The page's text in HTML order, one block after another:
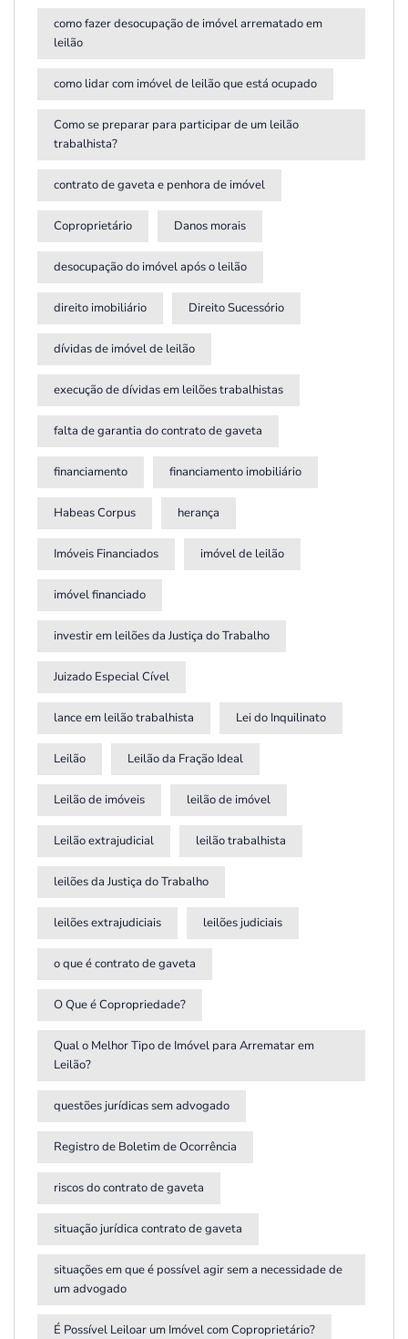
como fazer desocupação de imóvel arrematado em
leilão
como lidar com imóvel de leilão que está ocupado
Como se preparar para participar de um leilão
trabalhista?
contrato de gaveta e penhora de imóvel
Coproprietário Danos morais
desocupação do imóvel após o leilão
direito imobiliário Direito Sucessório
dívidas de imóvel de leilão
execução de dívidas em leilões trabalhistas
falta de garantia do contrato de gaveta
financiamento financiamento imobiliário
Habeas Corpus herança
Imóveis Financiados imóvel de leilão
imóvel financiado
investir em leilões da Justiça do Trabalho
Juizado Especial Cível
lance em leilão trabalhista Lei do Inquilinato
Leilão Leilão da Fração Ideal
Leilão de imóveis leilão de imóvel
Leilão extrajudicial leilão trabalhista
leilões da Justiça do Trabalho
leilões extrajudiciais leilões judiciais
o que é contrato de gaveta
O Que é Copropriedade?
Qual o Melhor Tipo de Imóvel para Arrematar em
Leilão?
questões jurídicas sem advogado
Registro de Boletim de Ocorrência
riscos do contrato de gaveta
situação jurídica contrato de gaveta
situações em que é possível agir sem a necessidade de
um advogado
É Possível Leiloar um Imóvel com Coproprietário?